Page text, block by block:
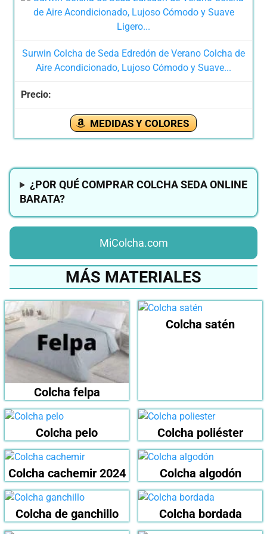
Surwin Colcha de Seda Edredón de Verano Colcha de
Aire Acondicionado, Lujoso Cómodo y Suave...
MEDIDAS Y COLORES
¿POR QUÉ COMPRAR COLCHA SEDA ONLINE
BARATA?
MiColcha.com
MÁS MATERIALES
Colcha felpa
Colcha satén
Colcha pelo Colcha poliéster
Colcha cachemir 2024 Colcha algodón
Colcha de ganchillo Colcha bordada